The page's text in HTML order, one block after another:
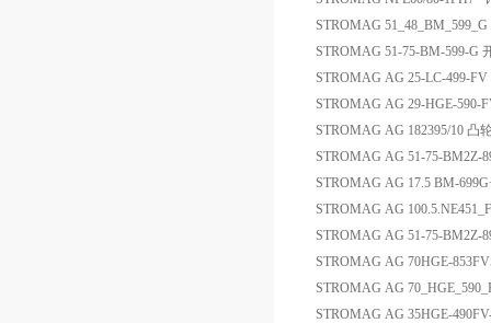
STROMAG
STROMAG 51-75-BM-599-G
STROMAG AG 25-LC-499-
STROMAG AG 29-HGE-590-
STROMAG AG 182395/10 凸
STROMAG AG 51-75-BM2Z-
STROMAG AG 17.5 BM-
STROMAG AG
STROMAG AG 51-75-BM2Z-
STROMAG AG 70HGE-
STROMAG AG
STROMAG AG 35HGE-